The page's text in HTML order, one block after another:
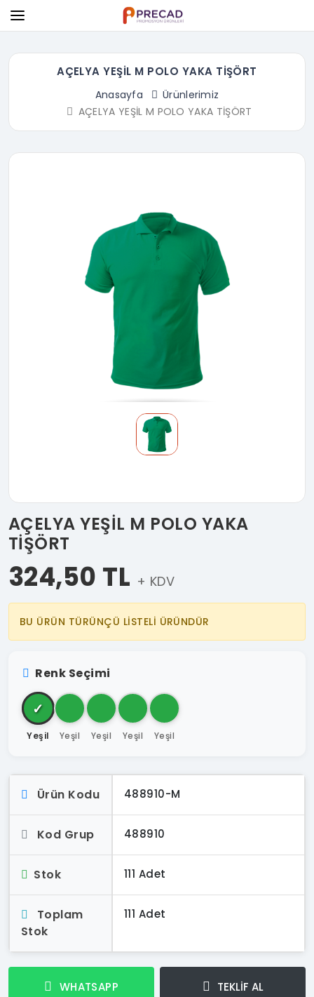
AÇELYA YEŞİL M POLO YAKA TİŞÖRT
Anasayfa
Ürünlerimiz
AÇELYA YEŞİL M POLO YAKA TİŞÖRT
AÇELYA YEŞİL M POLO YAKA
TİŞÖRT
324,50 TL + KDV
BU ÜRÜN TÜRÜNÇÜ LİSTELİ ÜRÜNDÜR
Renk Seçimi
✓
Yeşil Yeşil Yeşil Yeşil Yeşil
Ürün Kodu 488910-M
Kod Grup 488910
Stok 111 Adet
Toplam
Stok
111 Adet
WHATSAPP TEKLİF AL